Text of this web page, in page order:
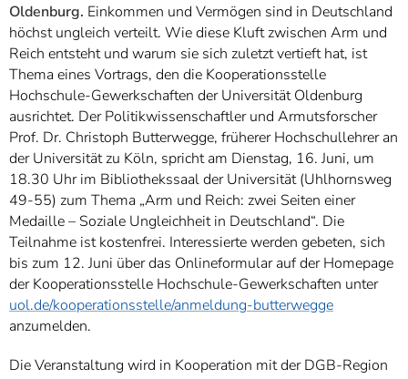
Oldenburg. Einkommen und Vermögen sind in Deutschland
höchst ungleich verteilt. Wie diese Kluft zwischen Arm und
Reich entsteht und warum sie sich zuletzt vertieft hat, ist
Thema eines Vortrags, den die Kooperationsstelle
Hochschule-Gewerkschaften der Universität Oldenburg
ausrichtet. Der Politikwissenschaftler und Armutsforscher
Prof. Dr. Christoph Butterwegge, früherer Hochschullehrer an
der Universität zu Köln, spricht am Dienstag, 16. Juni, um
18.30 Uhr im Bibliothekssaal der Universität (Uhlhornsweg
49-55) zum Thema „Arm und Reich: zwei Seiten einer
Medaille – Soziale Ungleichheit in Deutschland“. Die
Teilnahme ist kostenfrei. Interessierte werden gebeten, sich
bis zum 12. Juni über das Onlineformular auf der Homepage
der Kooperationsstelle Hochschule-Gewerkschaften unter
uol.de/kooperationsstelle/anmeldung-butterwegge
anzumelden.
Die Veranstaltung wird in Kooperation mit der DGB-Region